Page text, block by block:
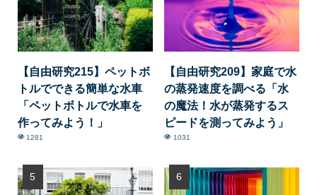
【自由研究215】ペットボ
トルでできる簡単な水車
「ペットボトルで水車を
作ってみよう！」
1281
【自由研究209】家庭で水
の蒸発速度を調べる「水
の魔法！水が蒸発するス
ピードを測ってみよう」
1031